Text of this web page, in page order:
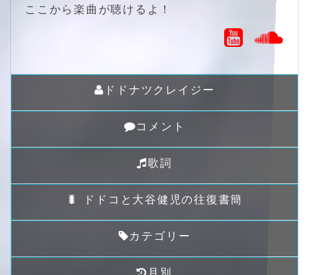
ここから楽曲が聴けるよ！
ドドナツクレイジー
コメント
歌詞
🐛 ドドコと大谷健児の往復書簡
カテゴリー
月別